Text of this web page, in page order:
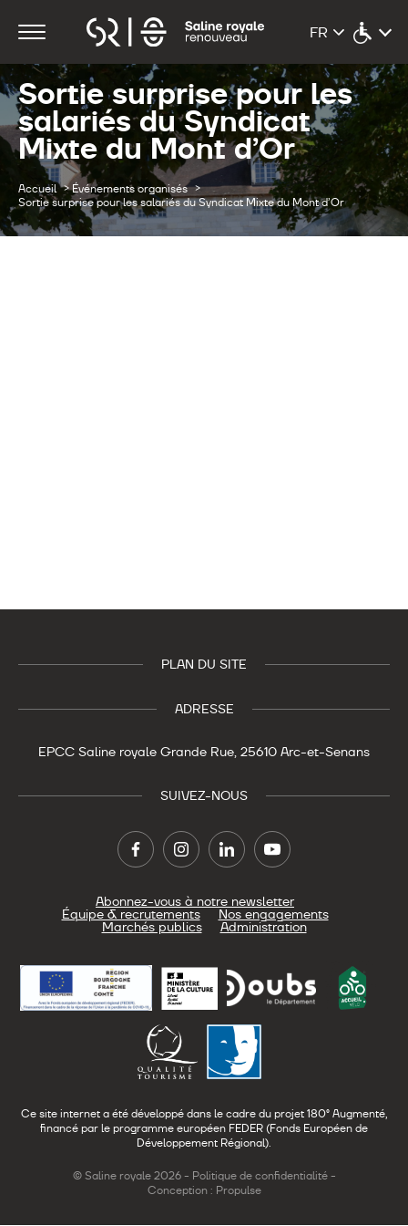
Sortie surprise pour les
salariés du Syndicat
Mixte du Mont d’Or
Accueil >Événements organisés >
Sortie surprise pour les salariés du Syndicat Mixte du Mont d’Or
PLAN DU SITE
ADRESSE
EPCC Saline royale Grande Rue, 25610 Arc-et-Senans
SUIVEZ-NOUS
Abonnez-vous à notre newsletter
Équipe & recrutements Nos engagements
Marchés publics Administration
Ce site internet a été développé dans le cadre du projet 180° Augmenté,
financé par le programme européen FEDER (Fonds Européen de
Développement Régional).
© Saline royale 2026 - Politique de confidentialité-
Conception : Propulse